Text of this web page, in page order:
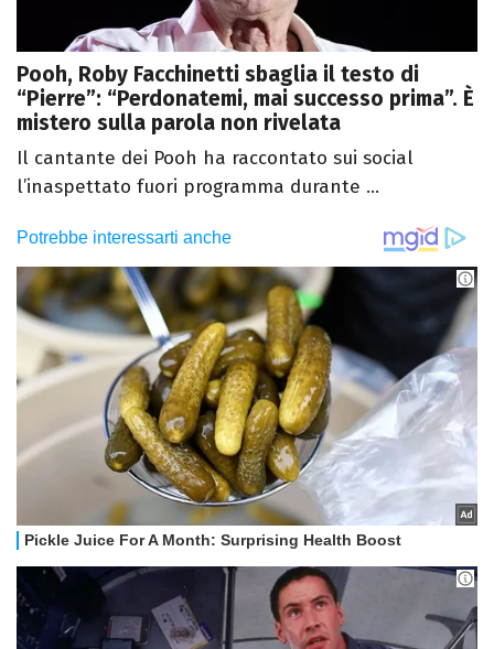
Pooh, Roby Facchinetti sbaglia il testo di
“Pierre”: “Perdonatemi, mai successo prima”. È
mistero sulla parola non rivelata
Il cantante dei Pooh ha raccontato sui social
l’inaspettato fuori programma durante ...